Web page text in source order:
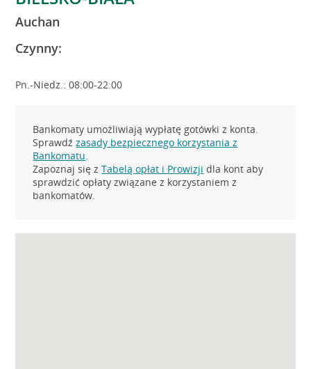
Auchan
Czynny:
Pn.-Niedz.: 08:00-22:00
Bankomaty umożliwiają wypłatę gotówki z konta.
Sprawdźzasady bezpiecznego korzystania z
Bankomatu.
Zapoznaj się zTabelą opłat i Prowizji dla kont aby
sprawdzić opłaty związane z korzystaniem z
bankomatów.